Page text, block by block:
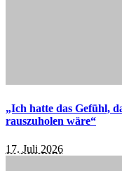
„Ich hatte das Gefühl,
rauszuholen wäre“
17. Juli 2026